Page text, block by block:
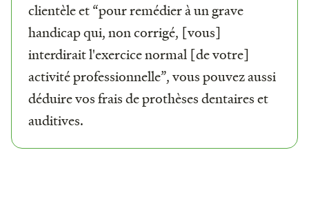
clientèle et “pour remédier à un grave
handicap qui, non corrigé, [vous]
interdirait l'exercice normal [de votre]
activité professionnelle”, vous pouvez aussi
déduire vos frais de prothèses dentaires et
auditives.